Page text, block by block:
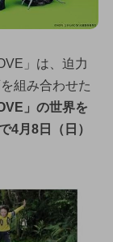
」は、迫力
組み合わせた
」の世界を
4月8日（日）